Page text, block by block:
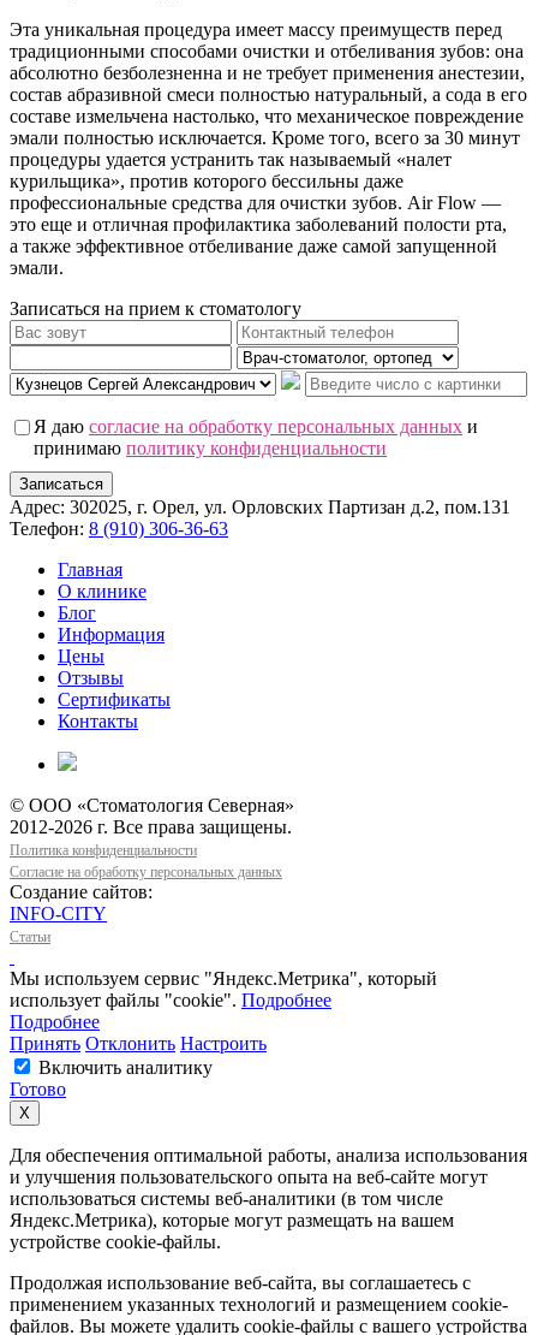
Эта уникальная процедура имеет массу преимуществ перед
традиционными способами очистки и отбеливания зубов: она
абсолютно безболезненна и не требует применения анестезии,
состав абразивной смеси полностью натуральный, а сода в его
составе измельчена настолько, что механическое повреждение
эмали полностью исключается. Кроме того, всего за 30 минут
процедуры удается устранить так называемый «налет
курильщика», против которого бессильны даже
профессиональные средства для очистки зубов. Air Flow —
это еще и отличная профилактика заболеваний полости рта,
а также эффективное отбеливание даже самой запущенной
эмали.
Записаться на прием к стоматологу
Я даю согласие на обработку персональных данных и
принимаю политику конфиденциальности
Записаться
Адрес: 302025, г. Орел, ул. Орловских Партизан д.2, пом.131
Телефон: 8 (910) 306-36-63
Главная
О клинике
Блог
Информация
Цены
Отзывы
Сертификаты
Контакты
© ООО «Стоматология Северная»
2012-2026 г. Все права защищены.
Политика конфиденциальности
Согласие на обработку персональных данных
Создание сайтов:
INFO-CITY
Статьи
Мы используем сервис "Яндекс.Метрика", который
использует файлы "cookie". Подробнее
Подробнее
Принять Отклонить Настроить
Включить аналитику
Готово
Х
Для обеспечения оптимальной работы, анализа использования
и улучшения пользовательского опыта на веб-сайте могут
использоваться системы веб-аналитики (в том числе
Яндекс.Метрика), которые могут размещать на вашем
устройстве cookie-файлы.
Продолжая использование веб-сайта, вы соглашаетесь с
применением указанных технологий и размещением cookie-
файлов. Вы можете удалить cookie-файлы с вашего устройства